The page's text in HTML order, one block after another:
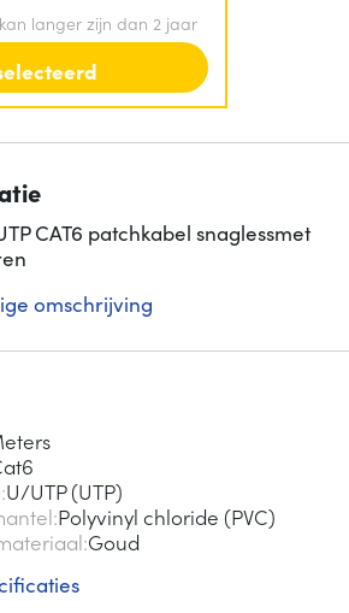
langer zijn dan 2 jaar
CAT6 patchkabel snaglessmet
omschrijving
U/UTP (UTP)
Polyvinyl chloride (PVC)
Goud